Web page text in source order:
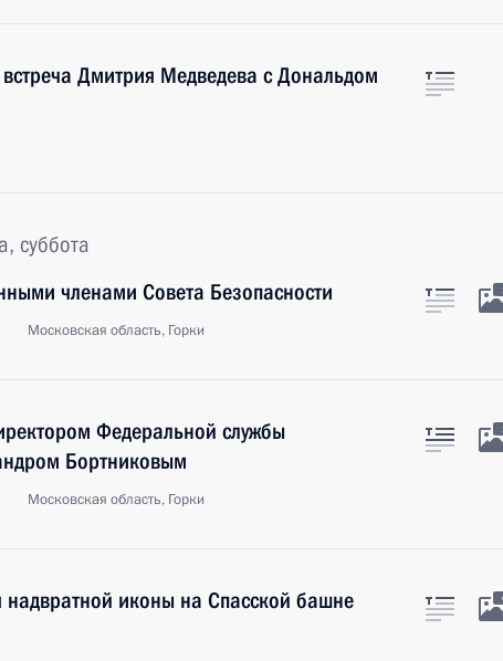
встреча Дмитрия Медведева с Дональдом
суббота
членами Совета Безопасности
Московская область, Горки
Федеральной службы
Бортниковым
Московская область, Горки
надвратной иконы на Спасской башне